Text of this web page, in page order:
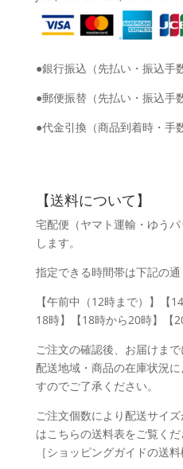
●銀行振込（先払い・振込手
●郵便振替（先払い・振込手
●代金引換（商品到着時・手
【送料について】
宅配便（ヤマト運輸・ゆう
します。
指定できる時間帯は下記の通
【午前中（12時まで）】【
18時】【18時から20時】【
ご注文の確認後、お届けま
配送地域・商品の在庫状況
すのでご了承ください。
ご注文個数により配送サイ
はこちらの送料表をご覧くだ
［ショッピングガイドの送料